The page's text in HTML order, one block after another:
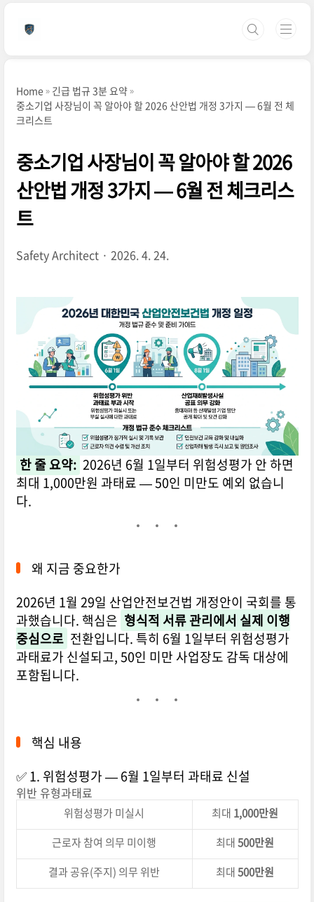
Home
긴급 법규 3분 요약
중소기업 사장님이 꼭 알아야 할 2026 산안법 개정 3가지 — 6월 전 체
크리스트
중소기업 사장님이 꼭 알아야 할 2026
산안법 개정 3가지 — 6월 전 체크리스
트
Safety Architect 2026. 4. 24.
한 줄 요약: 2026년 6월 1일부터 위험성평가 안 하면
최대 1,000만원 과태료 — 50인 미만도 예외 없습니
다.
왜 지금 중요한가
2026년 1월 29일 산업안전보건법 개정안이 국회를 통
과했습니다. 핵심은 형식적 서류 관리에서 실제 이행
중심으로 전환입니다. 특히 6월 1일부터 위험성평가
과태료가 신설되고, 50인 미만 사업장도 감독 대상에
포함됩니다.
핵심 내용
✅ 1. 위험성평가 — 6월 1일부터 과태료 신설
위반 유형과태료
위험성평가 미실시 최대 1,000만원
근로자 참여 의무 미이행
최대500만원
결과 공유(주지) 의무 위반
최대500만원